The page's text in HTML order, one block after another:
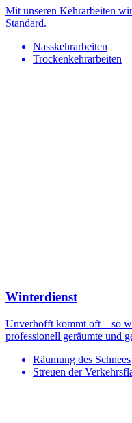
Mit unseren Kehrarbeiten
Standard.
Nasskehrarbeiten
Trockenkehrarbeiten
Winterdienst
Unverhofft kommt oft – so
professionell geräumte und
Räumung des Schnees
Streuen der